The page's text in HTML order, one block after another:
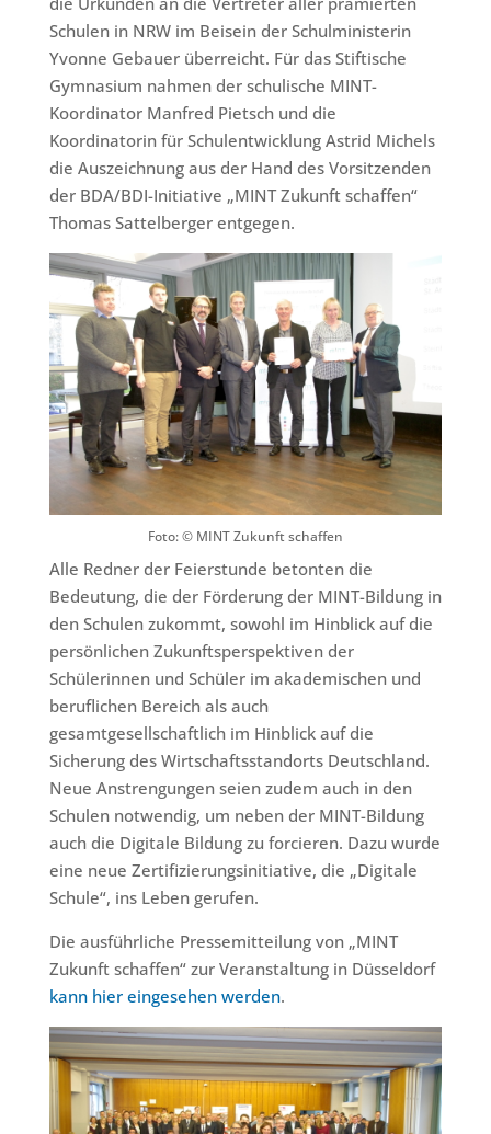
Schulen in NRW im Beisein der Schulministerin
Yvonne Gebauer überreicht. Für das Stiftische
Gymnasium nahmen der schulische MINT-
Koordinator Manfred Pietsch und die
Koordinatorin für Schulentwicklung Astrid Michels
die Auszeichnung aus der Hand des Vorsitzenden
der BDA/BDI-Initiative „MINT Zukunft schaffen“
Thomas Sattelberger entgegen.
Foto: © MINT Zukunft schaffen
Alle Redner der Feierstunde betonten die
Bedeutung, die der Förderung der MINT-Bildung in
den Schulen zukommt, sowohl im Hinblick auf die
persönlichen Zukunftsperspektiven der
Schülerinnen und Schüler im akademischen und
beruflichen Bereich als auch
gesamtgesellschaftlich im Hinblick auf die
Sicherung des Wirtschaftsstandorts Deutschland.
Neue Anstrengungen seien zudem auch in den
Schulen notwendig, um neben der MINT-Bildung
auch die Digitale Bildung zu forcieren. Dazu wurde
eine neue Zertifizierungsinitiative, die „Digitale
Schule“, ins Leben gerufen.
Die ausführliche Pressemitteilung von „MINT
Zukunft schaffen“ zur Veranstaltung in Düsseldorf
kann hier eingesehen werden.